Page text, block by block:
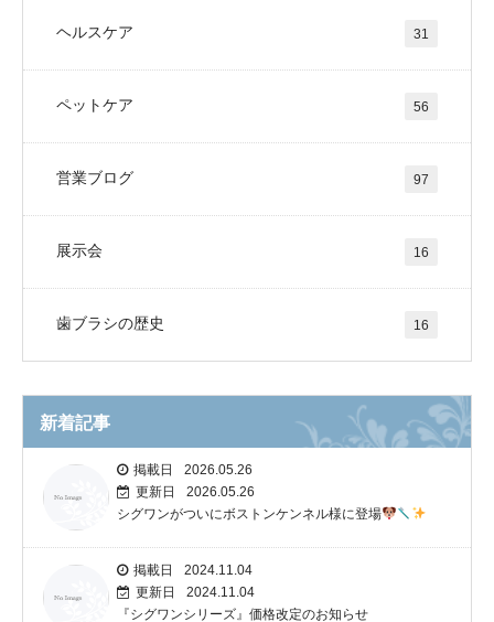
ヘルスケア 31
ペットケア 56
営業ブログ 97
展示会 16
歯ブラシの歴史 16
新着記事
掲載日
2026.05.26
更新日
2026.05.26
シグワンがついにボストンケンネル様に登場
掲載日
2024.11.04
更新日
2024.11.04
『シグワンシリーズ』価格改定のお知らせ